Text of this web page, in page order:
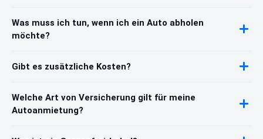
Was muss ich tun, wenn ich ein Auto abholen
möchte?
Gibt es zusätzliche Kosten?
Welche Art von Versicherung gilt für meine
Autoanmietung?